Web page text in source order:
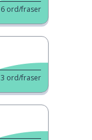
ord/fraser
ord/fraser